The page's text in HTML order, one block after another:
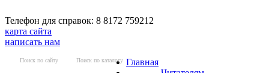
Телефон для справок: 8 8172 759212
карта сайта
написать нам
Поиск по сайту Поиск по каталогу Главная